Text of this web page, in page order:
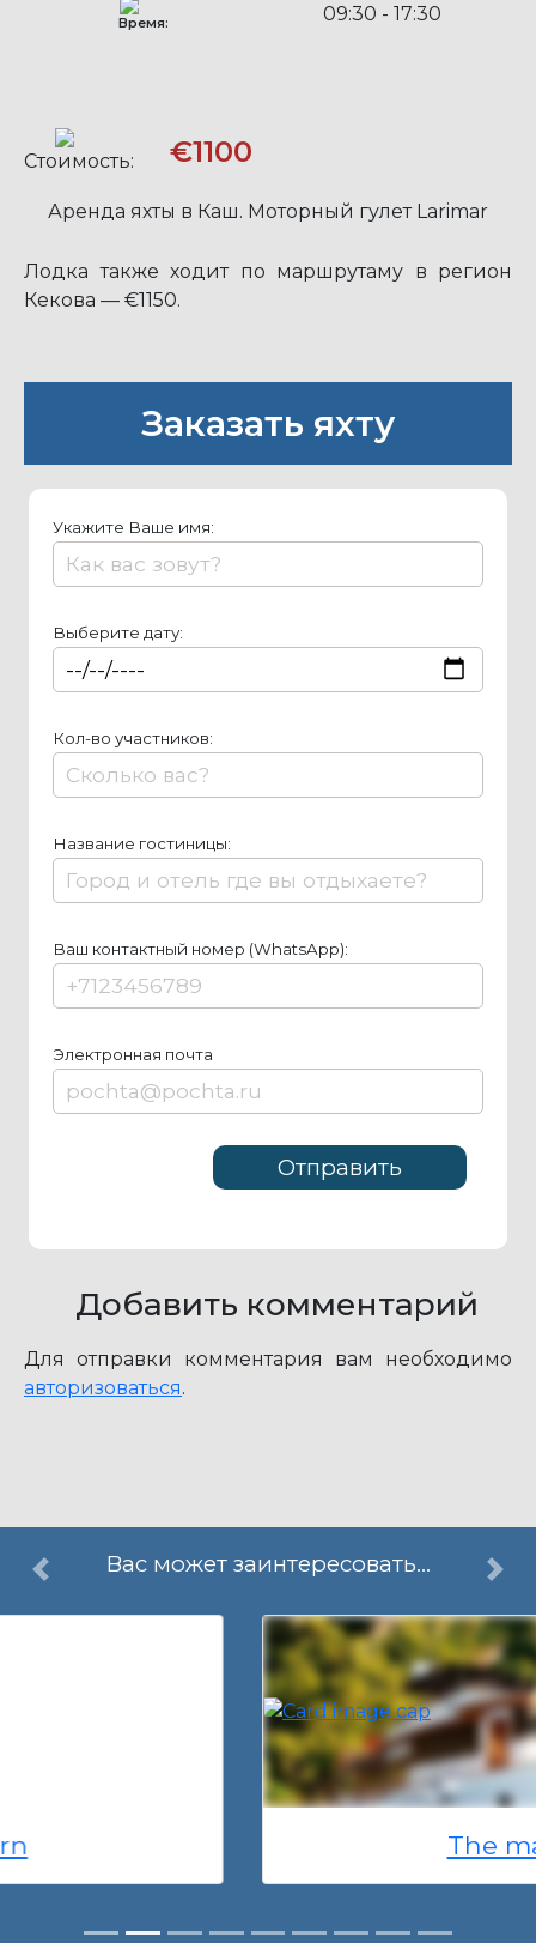
Время: 09:30 - 17:30
Стоимость: €1100
Аренда яхты в Каш. Моторный гулет Larimar
Лодка также ходит по маршрутаму в регион
Кекова — €1150.
Заказать яхту
Укажите Ваше имя:
Выберите дату:
Кол-во участников:
Название гостиницы:
Ваш контактный номер (WhatsApp):
Элeктрoннaя пoчтa
Добавить комментарий
Для отправки комментария вам необходимо
авторизоваться.
Вас может заинтересовать...